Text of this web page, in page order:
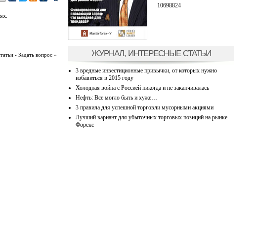
- Задать вопрос »
10698824
ЖУРНАЛ, ИНТЕРЕСНЫЕ СТАТЬИ
3 вредные инвестиционные привычки, от которых нужно
избавиться в 2015 году
Холодная война с Россией никогда и не заканчивалась
Нефть: Все могло быть и хуже…
3 правила для успешной торговли мусорными акциями
Лучший вариант для убыточных торговых позиций на рынке
Форекс